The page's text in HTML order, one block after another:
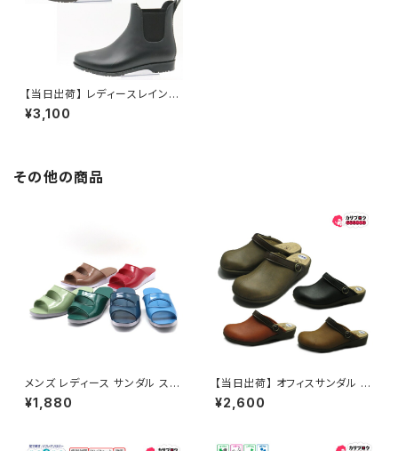
【当日出荷】 レディースレインブ
ーツ サイドゴアブーツ Charmi
ng 831 チャーミング ニシベケ
め
¥3,100
その他の商品
メンズ レディース サンダル スリ
ッパ 上履き ナイガイ ニューモー
ド 内外 学園サンダル 定番 ナイ
¥1,880
【当日出荷】 オフィスサンダル レ
ディース サボ サンダル 6880
日本製 2WAY かわいい おしゃ
¥2,600